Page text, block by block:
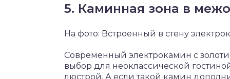
5. Каминная зона в
На фото: Встроенный в стену
Современный электрокамин с
выбор для неоклассической
люстрой. А если такой камин